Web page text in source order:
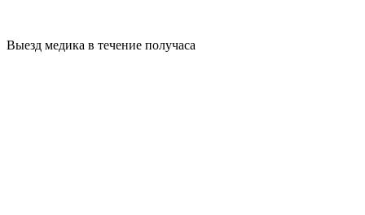
Выезд медика в течение получаса